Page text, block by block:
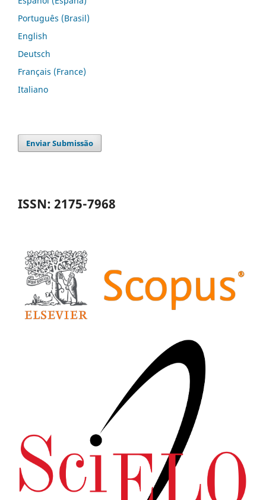
Português (Brasil)
English
Deutsch
Français (France)
Italiano
Enviar Submissão
ISSN: 2175-7968